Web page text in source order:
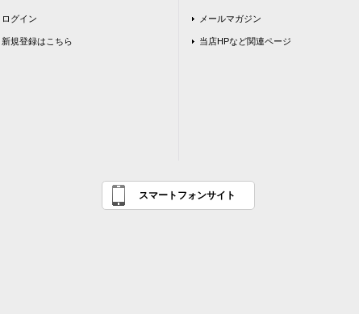
ログイン
新規登録はこちら
メールマガジン
当店HPなど関連ページ
スマートフォンサイト